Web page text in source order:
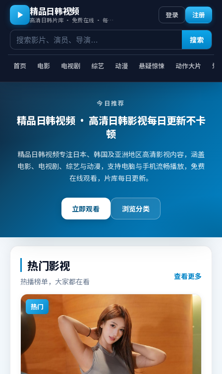
精品日韩视频
高清日韩片库 · 免费在线 · 每日更新
首页 电影 电视剧 综艺 动漫 悬疑惊悚 动作大片 爱
搜索
登录 注册
今日推荐
精品日韩视频· 高清日韩影视每日更新不卡
顿
精品日韩视频专注日本、韩国及亚洲地区高清影视内容，涵盖
电影、电视剧、综艺与动漫，支持电脑与手机流畅播放，免费
在线观看，片库每日更新。
立即观看 浏览分类
热门影视
热播榜单，大家都在看
查看更多
热门